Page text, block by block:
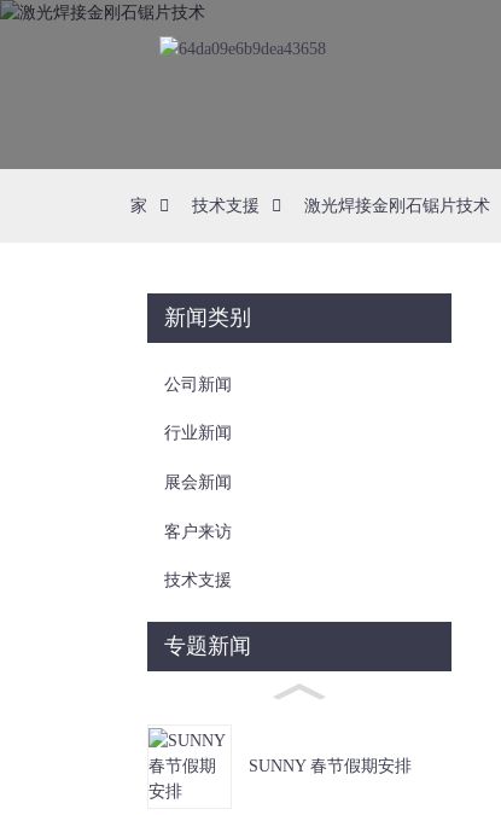
家 技术支援 激光焊接金刚石锯片技术
新闻类别
公司新闻
行业新闻
展会新闻
客户来访
技术支援
专题新闻
SUNNY 春节假期安排